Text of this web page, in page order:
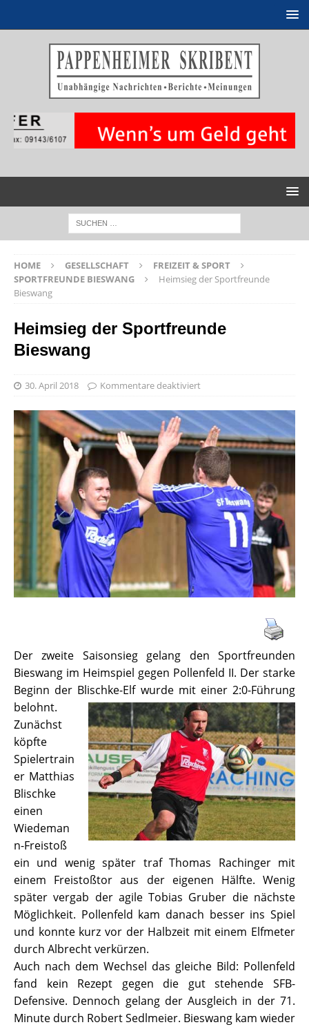
HOME GESELLSCHAFT
FREIZEIT & SPORT
SPORTFREUNDE BIESWANG
Heimsieg der Sportfreunde
Bieswang
Heimsieg der Sportfreunde
Bieswang
30. April 2018 Kommentare deaktiviert
Der zweite Saisonsieg gelang den Sportfreunden
Bieswang im Heimspiel gegen Pollenfeld II. Der starke
Beginn der Blischke-Elf wurde mit einer 2:0-Führung
belohnt.
Zunächst
köpfte
Spielertrain
er Matthias
Blischke
einen
Wiedeman
n-Freistoß
ein und wenig später traf Thomas Rachinger mit
einem Freistoßtor aus der eigenen Hälfte. Wenig
später vergab der agile Tobias Gruber die nächste
Möglichkeit. Pollenfeld kam danach besser ins Spiel
und konnte kurz vor der Halbzeit mit einem Elfmeter
durch Albrecht verkürzen.
Auch nach dem Wechsel das gleiche Bild: Pollenfeld
fand kein Rezept gegen die gut stehende SFB-
Defensive. Dennoch gelang der Ausgleich in der 71.
Minute durch Robert Sedlmeier. Bieswang kam wieder